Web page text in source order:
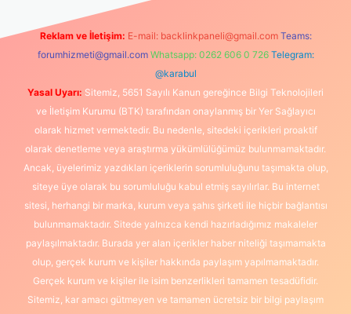
Reklam ve İletişim: E-mail: backlinkpaneli@gmail.com Teams:
forumhizmeti@gmail.com Whatsapp: 0262 606 0 726 Telegram:
@karabul
Yasal Uyarı: Sitemiz, 5651 Sayılı Kanun gereğince Bilgi Teknolojileri
ve İletişim Kurumu (BTK) tarafından onaylanmış bir Yer Sağlayıcı
olarak hizmet vermektedir. Bu nedenle, sitedeki içerikleri proaktif
olarak denetleme veya araştırma yükümlülüğümüz bulunmamaktadır.
Ancak, üyelerimiz yazdıkları içeriklerin sorumluluğunu taşımakta olup,
siteye üye olarak bu sorumluluğu kabul etmiş sayılırlar. Bu internet
sitesi, herhangi bir marka, kurum veya şahıs şirketi ile hiçbir bağlantısı
bulunmamaktadır. Sitede yalnızca kendi hazırladığımız makaleler
paylaşılmaktadır. Burada yer alan içerikler haber niteliği taşımamakta
olup, gerçek kurum ve kişiler hakkında paylaşım yapılmamaktadır.
Gerçek kurum ve kişiler ile isim benzerlikleri tamamen tesadüfidir.
Sitemiz, kar amacı gütmeyen ve tamamen ücretsiz bir bilgi paylaşım